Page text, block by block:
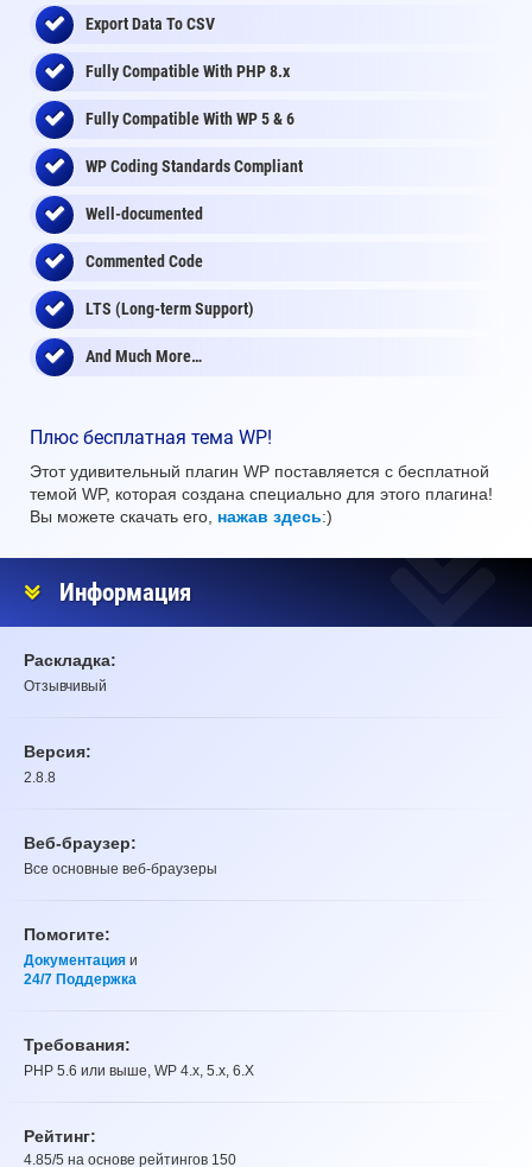
Export Data To CSV
Fully Compatible With PHP 8.x
Fully Compatible With WP 5 & 6
WP Coding Standards Compliant
Well-documented
Commented Code
LTS (Long-term Support)
And Much More…
Плюс бесплатная тема WP!
Этот удивительный плагин WP поставляется с бесплатной
темой WP, которая создана специально для этого плагина!
Вы можете скачать его, нажав здесь:)
Информация
Раскладка:
Отзывчивый
Версия:
2.8.8
Веб-браузер:
Все основные веб-браузеры
Помогите:
Документация и
24/7 Поддержка
Требования:
PHP 5.6 или выше, WP 4.x, 5.x, 6.X
Рейтинг:
4.85/5 на основе рейтингов 150